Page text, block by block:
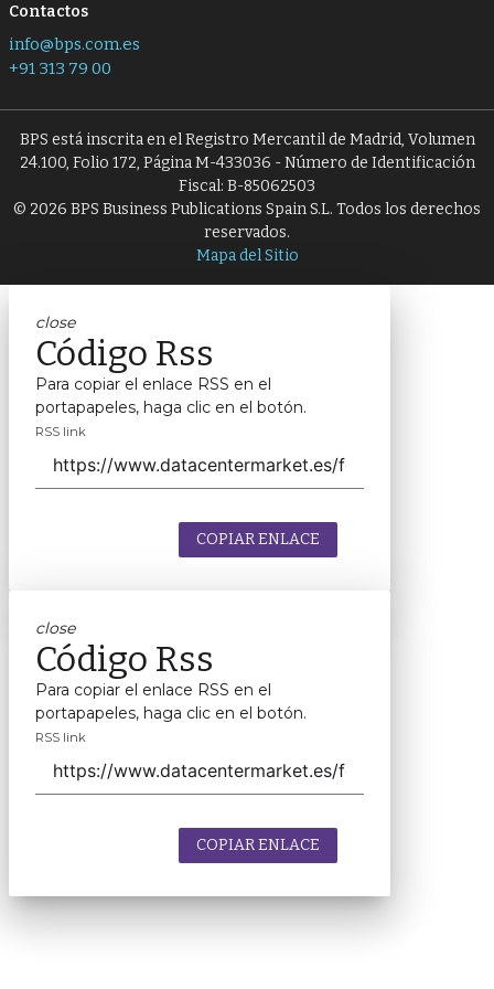
Contactos
info@bps.com.es
+91 313 79 00
BPS está inscrita en el Registro Mercantil de Madrid, Volumen
24.100, Folio 172, Página M-433036 - Número de Identificación
Fiscal: B-85062503
© 2026 BPS Business Publications Spain S.L. Todos los derechos
reservados.
Mapa del Sitio
close
Código Rss
Para copiar el enlace RSS en el
portapapeles, haga clic en el botón.
RSS link
COPIAR ENLACE
close
Código Rss
Para copiar el enlace RSS en el
portapapeles, haga clic en el botón.
RSS link
COPIAR ENLACE